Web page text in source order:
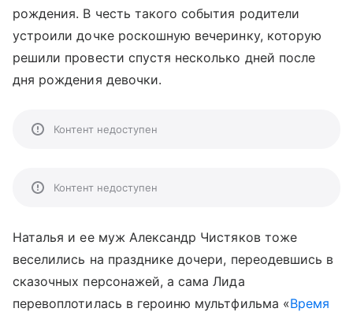
рождения. В честь такого события родители
устроили дочке роскошную вечеринку, которую
решили провести спустя несколько дней после
дня рождения девочки.
Контент недоступен
Контент недоступен
Наталья и ее муж Александр Чистяков тоже
веселились на празднике дочери, переодевшись в
сказочных персонажей, а сама Лида
перевоплотилась в героиню мультфильма «Время